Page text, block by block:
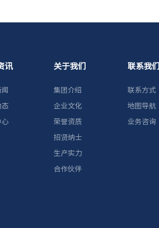
讯
态
心
关于我们
集团介绍
企业文化
荣誉资质
招贤纳士
生产实力
合作伙伴
联系我们
联系方式
地图导航
业务咨询